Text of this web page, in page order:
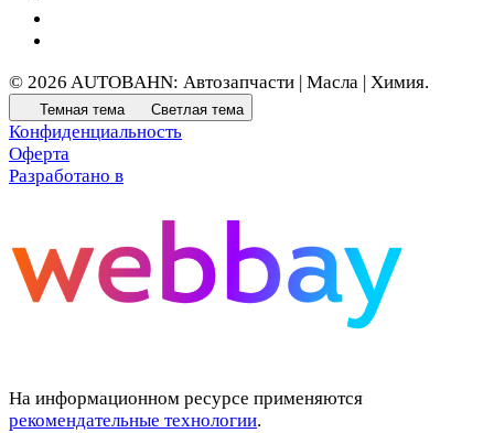
© 2026 AUTOBAHN: Автозапчасти | Масла | Химия.
Темная тема Светлая тема
Конфиденциальность
Оферта
Разработано в
На информационном ресурсе применяются
рекомендательные технологии.